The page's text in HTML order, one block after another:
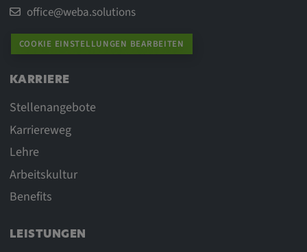
office@weba.solutions
COOKIE EINSTELLUNGEN BEARBEITEN
KARRIERE
Stellenangebote
Karriereweg
Lehre
Arbeitskultur
Benefits
LEISTUNGEN